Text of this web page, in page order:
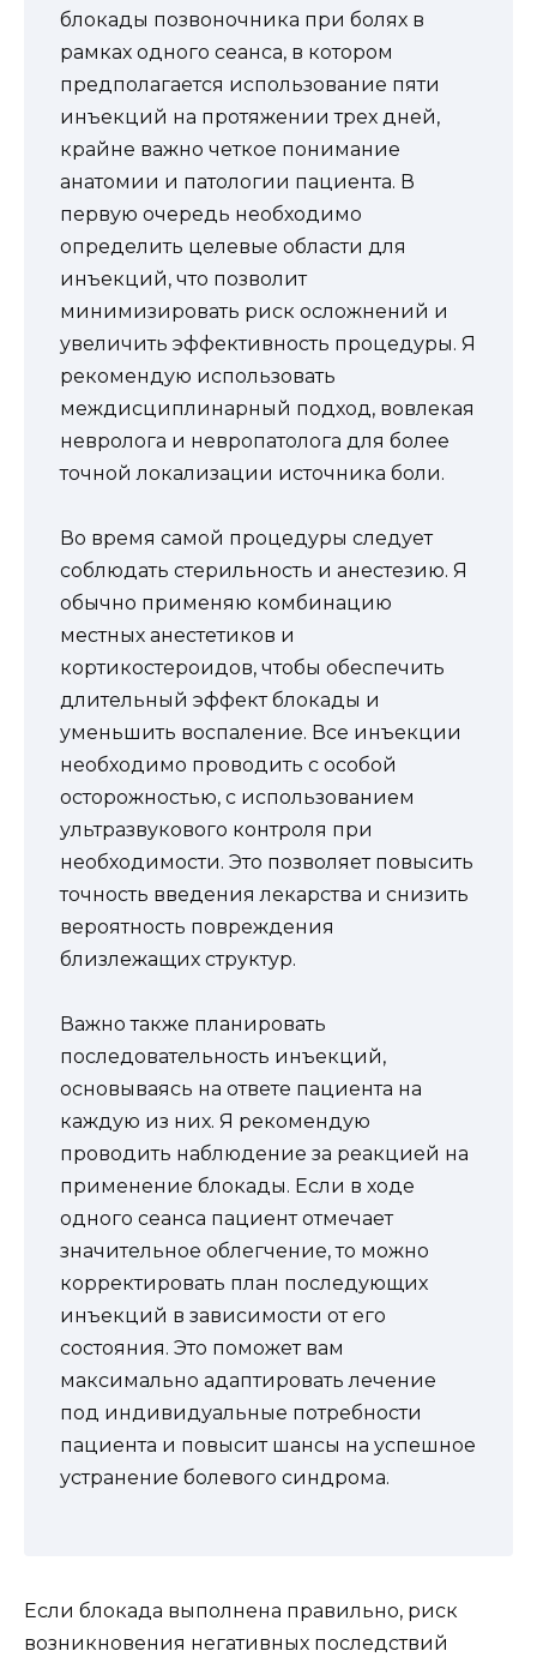
блокады позвоночника при болях в
рамках одного сеанса, в котором
предполагается использование пяти
инъекций на протяжении трех дней,
крайне важно четкое понимание
анатомии и патологии пациента. В
первую очередь необходимо
определить целевые области для
инъекций, что позволит
минимизировать риск осложнений и
увеличить эффективность процедуры. Я
рекомендую использовать
междисциплинарный подход, вовлекая
невролога и невропатолога для более
точной локализации источника боли.
Во время самой процедуры следует
соблюдать стерильность и анестезию. Я
обычно применяю комбинацию
местных анестетиков и
кортикостероидов, чтобы обеспечить
длительный эффект блокады и
уменьшить воспаление. Все инъекции
необходимо проводить с особой
осторожностью, с использованием
ультразвукового контроля при
необходимости. Это позволяет повысить
точность введения лекарства и снизить
вероятность повреждения
близлежащих структур.
Важно также планировать
последовательность инъекций,
основываясь на ответе пациента на
каждую из них. Я рекомендую
проводить наблюдение за реакцией на
применение блокады. Если в ходе
одного сеанса пациент отмечает
значительное облегчение, то можно
корректировать план последующих
инъекций в зависимости от его
состояния. Это поможет вам
максимально адаптировать лечение
под индивидуальные потребности
пациента и повысит шансы на успешное
устранение болевого синдрома.
Если блокада выполнена правильно, риск
возникновения негативных последствий